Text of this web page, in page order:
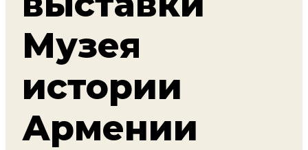
Музея
истории
Армении